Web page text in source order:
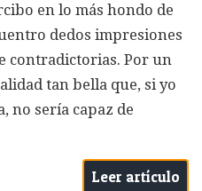
en lo más hondo de
dedos impresiones
contradictorias. Por un
tan bella que, si yo
no sería capaz de
Leer artículo